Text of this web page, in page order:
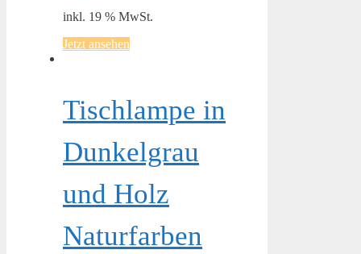
inkl. 19 % MwSt.
Jetzt ansehen
Tischlampe in
Dunkelgrau
und Holz
Naturfarben